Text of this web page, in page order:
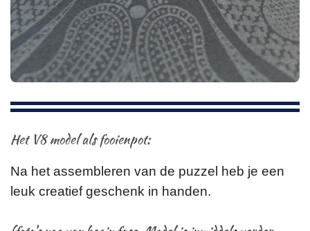
Het V8 model als fooienpot:
Na het assembleren van de puzzel heb je een
leuk creatief geschenk in handen.